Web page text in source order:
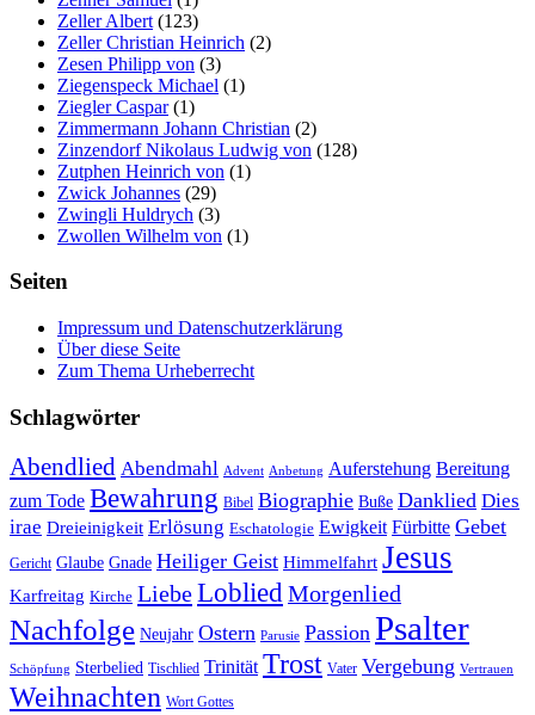
Zeller Albert (123)
Zeller Christian Heinrich (2)
Zesen Philipp von (3)
Ziegenspeck Michael (1)
Ziegler Caspar(1)
Zimmermann Johann Christian (2)
Zinzendorf Nikolaus Ludwig von (128)
Zutphen Heinrich von (1)
Zwick Johannes (29)
Zwingli Huldrych (3)
Zwollen Wilhelm von (1)
Seiten
Impressum und Datenschutzerklärung
Über diese Seite
Zum Thema Urheberrecht
Schlagwörter
Abendlied Abendmahl Advent Anbetung Auferstehung Bereitung
zum Tode Bewahrung Bibel Biographie Buße Danklied Dies
irae Dreieinigkeit Erlösung Eschatologie Ewigkeit Fürbitte Gebet
Gericht Glaube Gnade Heiliger Geist Himmelfahrt Jesus
Karfreitag Kirche LiebeLobliedMorgenlied
Nachfolge Neujahr Ostern Parusie Passion Psalter
Schöpfung Sterbelied Tischlied Trinität Trost Vater Vergebung Vertrauen
Weihnachten Wort Gottes